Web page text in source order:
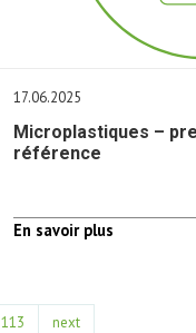
17.06.2025
Microplastiques –
référence
En savoir plus
113 next